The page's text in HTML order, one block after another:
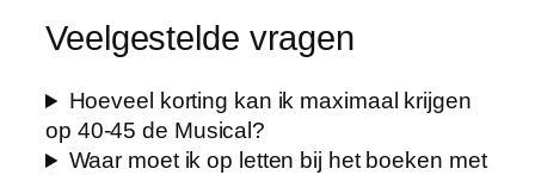
Veelgestelde vragen
Hoeveel korting kan ik maximaal krijgen
op 40-45 de Musical?
Waar moet ik op letten bij het boeken met